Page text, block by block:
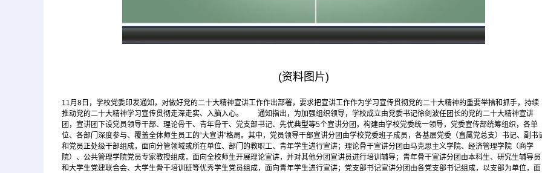
(资料图片)
11月8日，学校党委印发通知，对做好党的二十大精神宣讲工作作出部署，要求把宣讲工作作为学习宣传贯彻党的二十大精神的重要举措和抓手，持续
推动党的二十大精神学习宣传贯彻走深走实、入脑入心。 通知指出，为加强组织领导，学校成立由党委书记徐剑波任团长的党的二十大精神宣讲
团，宣讲团下设党员领导干部、理论骨干、青年骨干、党支部书记、先优典型等5个宣讲分团，构建由学校党委统一领导，党委宣传部统筹组织，各单
位、各部门深度参与、覆盖全体师生员工的“大宣讲”格局。其中，党员领导干部宣讲分团由学校党委班子成员，各基层党委（直属党总支）书记、副书
和党员正处级干部组成，面向分管领域或所在单位、部门的教职工、青年学生进行宣讲；理论骨干宣讲分团由马克思主义学院、经济管理学院（商学
院）、公共管理学院党员专家教授组成，面向全校师生开展理论宣讲，并对其他分团宣讲员进行培训辅导；青年骨干宣讲分团由本科生、研究生辅导员
和大学生党建联合会、大学生骨干培训班等优秀学生党员组成，面向青年学生进行宣讲；党支部书记宣讲分团由各党支部书记组成，以支部为单位，面